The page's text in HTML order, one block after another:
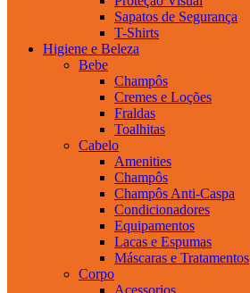
Sapatos de Segurança
T-Shirts
Higiene e Beleza
Bebe
Champôs
Cremes e Loções
Fraldas
Toalhitas
Cabelo
Amenities
Champôs
Champôs Anti-Caspa
Condicionadores
Equipamentos
Lacas e Espumas
Máscaras e Tratamentos
Corpo
Acessorios